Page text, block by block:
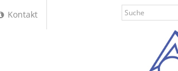
Kontakt